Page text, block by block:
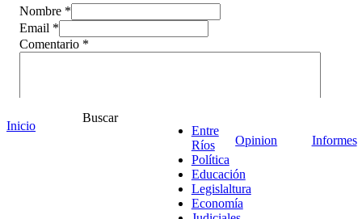
Nombre *
Email *
Comentario *
Inicio
Buscar
Entre
Ríos
Política
Educación
Legislaltura
Economía
Opinion Informes